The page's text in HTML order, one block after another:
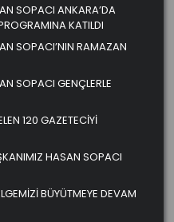
SOPACI ANKARA’DA
KATILDI
SOPACI’NIN RAMAZAN
SOPACI GENÇLERLE
120 GAZETECİYİ
HASAN SOPACI
BÜYÜTMEYE DEVAM